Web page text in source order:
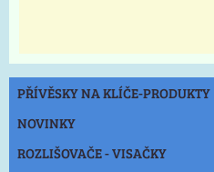
PŘÍVĚSKY NA KLÍČE-PRODUKTY
NOVINKY
ROZLIŠOVAČE - VISAČKY